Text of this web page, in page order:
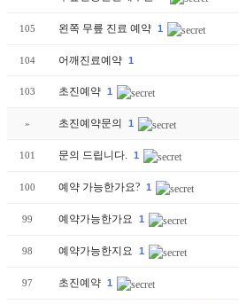
105 왼쪽 무릎 진료 예약 1
104 어깨진료예약 1
103 초진예약 1
» 초진예약문의 1
101 문의 드립니다. 1
100 예약 가능한가요? 1
99 예약가능한가요 1
98 예약가능한지요 1
97 초진예약 1